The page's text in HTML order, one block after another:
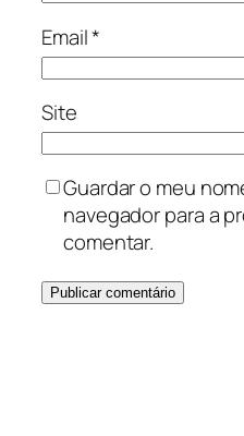
Email*
Site
Guardar o meu
navegador para a
comentar.